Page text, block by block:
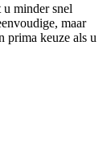
minder snel
maar
prima keuze als u